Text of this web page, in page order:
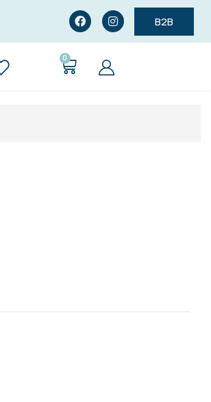
B2B
0